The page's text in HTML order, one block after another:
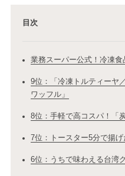
目次
業務スーパー公式！冷凍
9位：「冷凍トルティーヤ
ワッフル」
8位：手軽で高コスパ！「
7位：トースター5分で揚げ
6位：うちで味わえる台湾